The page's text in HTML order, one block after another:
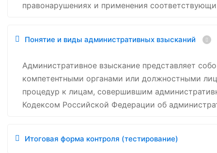
правонарушениях и применения
Понятие и виды административных взысканий
Административное взыскание представляет
компетентными органами или должностными
процедур к лицам, совершившим
Кодексом Российской Федерации об
Итоговая форма контроля (тестирование)